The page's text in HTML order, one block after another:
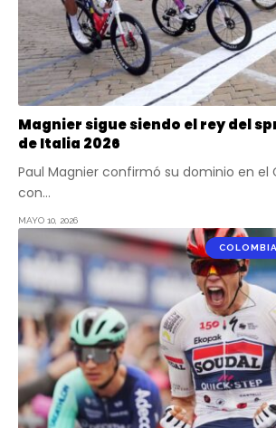
Magnier sigue siendo el rey del
de Italia 2026
Paul Magnier confirmó su dominio en el
con…
MAYO 10, 2026
COLOMBIA